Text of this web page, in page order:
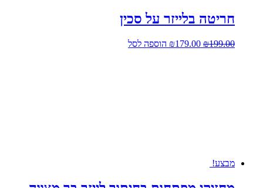
חריטה בלייזר על סכין
₪199.00
המחיר ₪179.00
המחיר
הוספה לסל
מבצע!